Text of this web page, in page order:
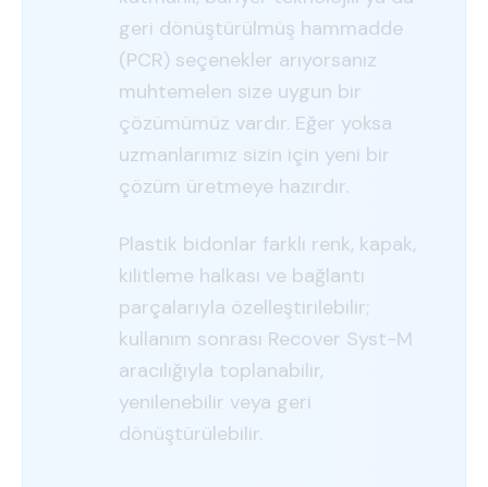
geri dönüştürülmüş hammadde
(PCR) seçenekler arıyorsanız
muhtemelen size uygun bir
çözümümüz vardır. Eğer yoksa
uzmanlarımız sizin için yeni bir
çözüm üretmeye hazırdır.
Plastik bidonlar farklı renk, kapak,
kilitleme halkası ve bağlantı
parçalarıyla özelleştirilebilir;
kullanım sonrası Recover Syst-M
aracılığıyla toplanabilir,
yenilenebilir veya geri
dönüştürülebilir.